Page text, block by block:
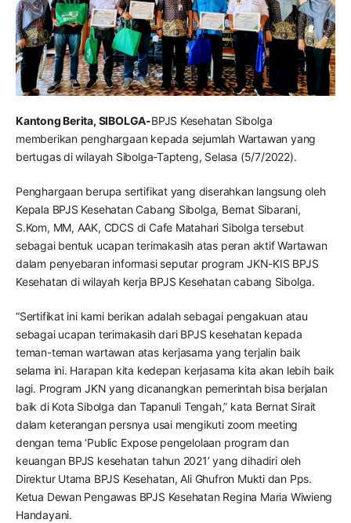
Kantong Berita, SIBOLGA-BPJS Kesehatan Sibolga
memberikan penghargaan kepada sejumlah Wartawan yang
bertugas di wilayah Sibolga-Tapteng, Selasa (5/7/2022).
Penghargaan berupa sertifikat yang diserahkan langsung oleh
Kepala BPJS Kesehatan Cabang Sibolga, Bernat Sibarani,
S.Kom, MM, AAK, CDCS di Cafe Matahari Sibolga tersebut
sebagai bentuk ucapan terimakasih atas peran aktif Wartawan
dalam penyebaran informasi seputar program JKN-KIS BPJS
Kesehatan di wilayah kerja BPJS Kesehatan cabang Sibolga.
“Sertifikat ini kami berikan adalah sebagai pengakuan atau
sebagai ucapan terimakasih dari BPJS kesehatan kepada
teman-teman wartawan atas kerjasama yang terjalin baik
selama ini. Harapan kita kedepan kerjasama kita akan lebih baik
lagi. Program JKN yang dicanangkan pemerintah bisa berjalan
baik di Kota Sibolga dan Tapanuli Tengah,” kata Bernat Sirait
dalam keterangan persnya usai mengikuti zoom meeting
dengan tema ‘Public Expose pengelolaan program dan
keuangan BPJS kesehatan tahun 2021’ yang dihadiri oleh
Direktur Utama BPJS Kesehatan, Ali Ghufron Mukti dan Pps.
Ketua Dewan Pengawas BPJS Kesehatan Regina Maria Wiwieng
Handayani.